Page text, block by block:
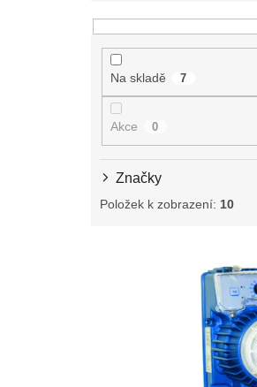
n
Na skladě 7
Akce 0
Značky
Položek k zobrazení: 10